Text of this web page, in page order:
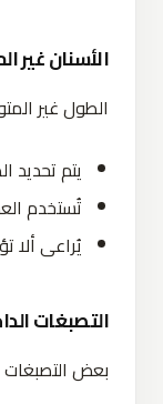
الأسنان غير
الطول غير
يتم
تُستخدم
يُراعى ألا
التصبغات
بعض التصبغات